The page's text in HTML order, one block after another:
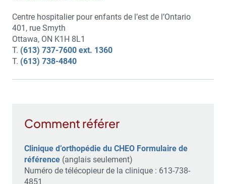
Centre hospitalier pour enfants de l’est de l’Ontario
401, rue Smyth
Ottawa, ON K1H 8L1
T. (613) 737-7600 ext. 1360
T. (613) 738-4840
Comment référer
Clinique d’orthopédie du CHEO Formulaire de
référence (anglais seulement)
Numéro de télécopieur de la clinique : 613-738-
4851